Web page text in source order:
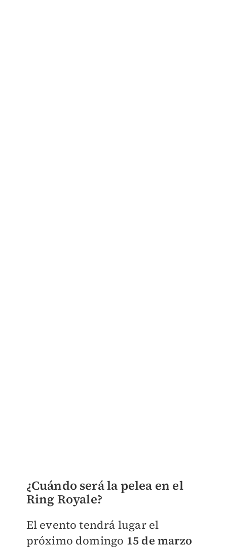
¿Cuándo será la pelea en el
Ring Royale?
El evento tendrá lugar el
próximo domingo 15 de marzo